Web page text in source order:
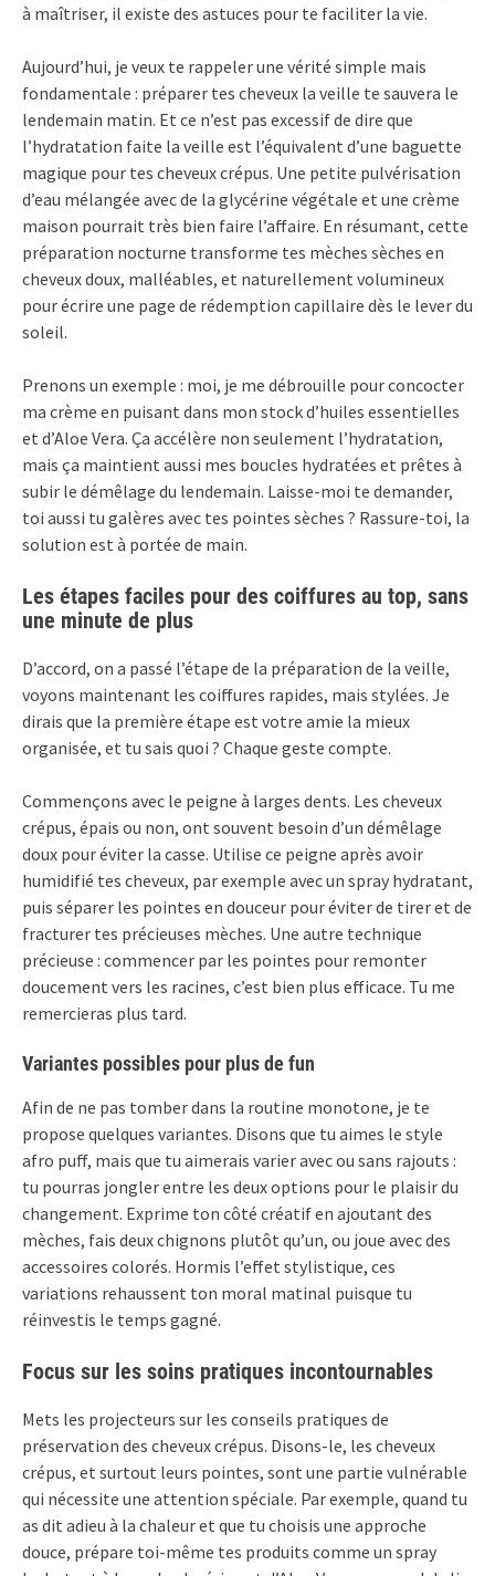
à maîtriser, il existe des astuces pour te faciliter la vie.
Aujourd’hui, je veux te rappeler une vérité simple mais
fondamentale : préparer tes cheveux la veille te sauvera le
lendemain matin. Et ce n’est pas excessif de dire que
l’hydratation faite la veille est l’équivalent d’une baguette
magique pour tes cheveux crépus. Une petite pulvérisation
d’eau mélangée avec de la glycérine végétale et une crème
maison pourrait très bien faire l’affaire. En résumant, cette
préparation nocturne transforme tes mèches sèches en
cheveux doux, malléables, et naturellement volumineux
pour écrire une page de rédemption capillaire dès le lever du
soleil.
Prenons un exemple : moi, je me débrouille pour concocter
ma crème en puisant dans mon stock d’huiles essentielles
et d’Aloe Vera. Ça accélère non seulement l’hydratation,
mais ça maintient aussi mes boucles hydratées et prêtes à
subir le démêlage du lendemain. Laisse-moi te demander,
toi aussi tu galères avec tes pointes sèches ? Rassure-toi, la
solution est à portée de main.
Les étapes faciles pour des coiffures au top, sans
une minute de plus
D’accord, on a passé l’étape de la préparation de la veille,
voyons maintenant les coiffures rapides, mais stylées. Je
dirais que la première étape est votre amie la mieux
organisée, et tu sais quoi ? Chaque geste compte.
Commençons avec le peigne à larges dents. Les cheveux
crépus, épais ou non, ont souvent besoin d’un démêlage
doux pour éviter la casse. Utilise ce peigne après avoir
humidifié tes cheveux, par exemple avec un spray hydratant,
puis séparer les pointes en douceur pour éviter de tirer et de
fracturer tes précieuses mèches. Une autre technique
précieuse : commencer par les pointes pour remonter
doucement vers les racines, c’est bien plus efficace. Tu me
remercieras plus tard.
Variantes possibles pour plus de fun
Afin de ne pas tomber dans la routine monotone, je te
propose quelques variantes. Disons que tu aimes le style
afro puff, mais que tu aimerais varier avec ou sans rajouts :
tu pourras jongler entre les deux options pour le plaisir du
changement. Exprime ton côté créatif en ajoutant des
mèches, fais deux chignons plutôt qu’un, ou joue avec des
accessoires colorés. Hormis l’effet stylistique, ces
variations rehaussent ton moral matinal puisque tu
réinvestis le temps gagné.
Focus sur les soins pratiques incontournables
Mets les projecteurs sur les conseils pratiques de
préservation des cheveux crépus. Disons-le, les cheveux
crépus, et surtout leurs pointes, sont une partie vulnérable
qui nécessite une attention spéciale. Par exemple, quand tu
as dit adieu à la chaleur et que tu choisis une approche
douce, prépare toi-même tes produits comme un spray